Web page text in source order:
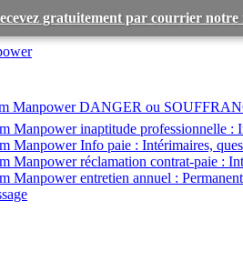
Manpower DANGER ou
Manpower inaptitude professionnelle :
Manpower Info paie : Intérimaires,
Manpower réclamation contrat-paie :
Manpower entretien annuel :
gratuitement par courrier